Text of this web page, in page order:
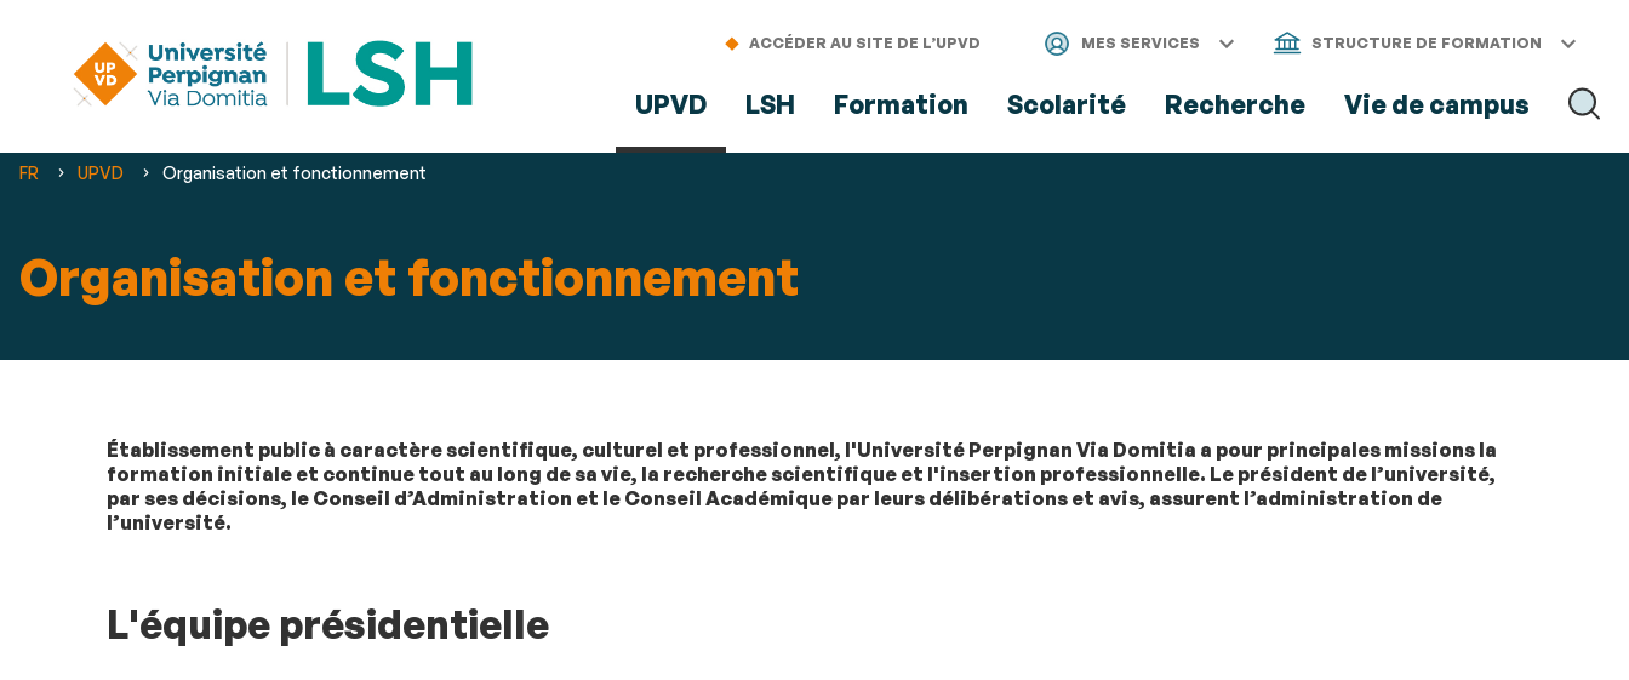
au
directs
ACCÉDER AU SITE DE L’UPVD MES SERVICES STRUCTURE DE FORMATION
UPVD LSH Formation Scolarité Recherche Vie de campus
Vous
FR UPVD Organisation et fonctionnement
Organisation et fonctionnement
Établissement public à caractère scientifique, culturel et professionnel, l'Université Perpignan Via Domitia a pour principales missions la
formation initiale et continue tout au long de sa vie, la recherche scientifique et l'insertion professionnelle. Le président de l’université,
par ses décisions, le Conseil d’Administration et le Conseil Académique par leurs délibérations et avis, assurent l’administration de
l’université.
L'équipe présidentielle